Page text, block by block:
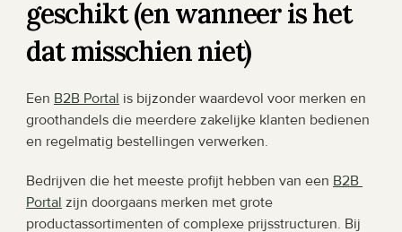
geschikt (en wanneer is het
dat misschien niet)
Een B2B Portal is bijzonder waardevol voor merken en
groothandels die meerdere zakelijke klanten bedienen
en regelmatig bestellingen verwerken.
Bedrijven die het meeste profijt hebben van een B2B
Portal zijn doorgaans merken met grote
productassortimenten of complexe prijsstructuren. Bij